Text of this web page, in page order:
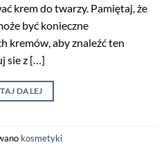
krem do twarzy. Pamiętaj, że
być konieczne
kremów, aby znaleźć ten
sie z […]
DALEJ
kosmetyki